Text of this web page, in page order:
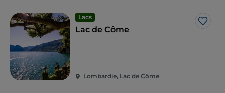
du Tivano, les deux vents qui soufflent ici.
Pour des vacances de rêve, séjournez au
Hotel Tremezzo
hôtel de luxe donnant sur le lac de Côme avec
piscine et magnifiques jardins.
Lacs
Lac de Côme
Lombardie, Lac de Côme